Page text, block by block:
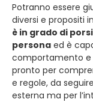
Potranno essere
diversi e propositi
è in grado di
persona ed è
comportamento e
pronto per
e regole, da
esterna ma per